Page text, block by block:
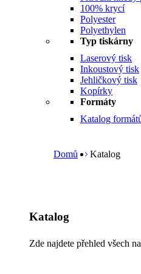
100% krycí
Polyester
Polyethylen
Typ tiskárny
Laserový tisk
Inkoustový tisk
Jehličkový tisk
Kopírky
Formáty
Katalog
Domů Katalog
Katalog
Zde najdete přehled všech